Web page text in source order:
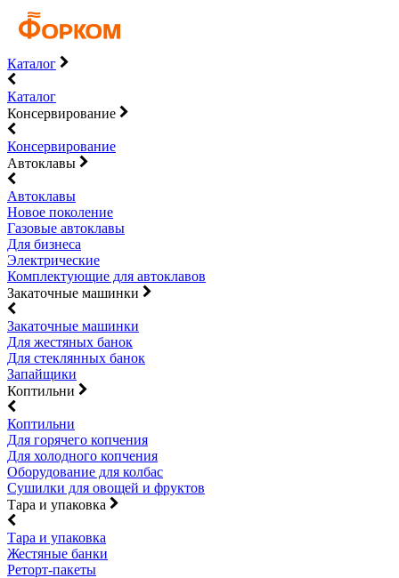
Каталог
Каталог
Консервирование
Консервирование
Автоклавы
Автоклавы
Новое поколение
Газовые автоклавы
Для бизнеса
Электрические
Комплектующие для автоклавов
Закаточные машинки
Закаточные машинки
Для жестяных банок
Для стеклянных банок
Запайщики
Коптильни
Коптильни
Для горячего копчения
Для холодного копчения
Оборудование для колбас
Сушилки для овощей и фруктов
Тара и упаковка
Тара и упаковка
Жестяные банки
Реторт-пакеты